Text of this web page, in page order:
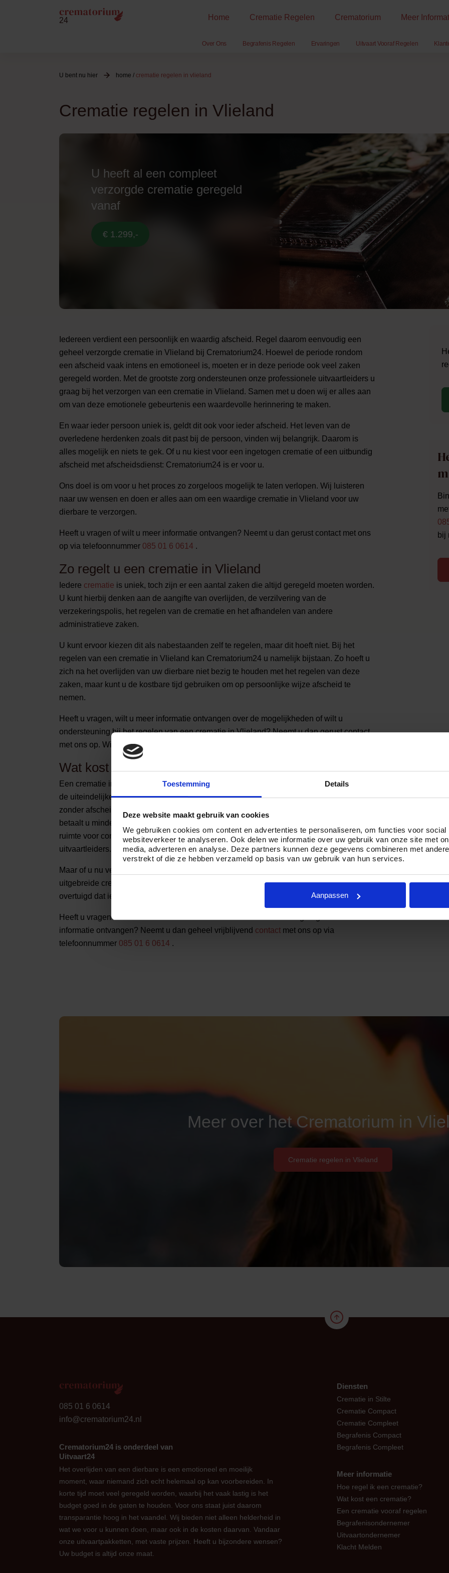
Toestemming Details
Deze website maakt gebruik van cookies
We gebruiken cookies om content en advertenties te personaliseren, om functies voor
websiteverkeer te analyseren. Ook delen we informatie over uw gebruik van onze site met
media, adverteren en analyse. Deze partners kunnen deze gegevens combineren met
verstrekt of die ze hebben verzameld op basis van uw gebruik van hun services.
Aanpassen
24 Home Crematie Regelen Crematorium Meer
Over Ons Begrafenis Regelen Ervaringen Uitvaart Vooraf Regelen
U bent nu hier home / crematie regelen in vlieland
Crematie regelen in Vlieland
U heeft al een compleet
verzorgde crematie geregeld
vanaf
€ 1.299,-
Iedereen verdient een persoonlijk en waardig afscheid. Regel daarom eenvoudig een
geheel verzorgde crematie in Vlieland bij Crematorium24. Hoewel de periode rondom
een afscheid vaak intens en emotioneel is, moeten er in deze periode ook veel zaken
geregeld worden. Met de grootste zorg ondersteunen onze professionele uitvaartleiders u
graag bij het verzorgen van een crematie in Vlieland. Samen met u doen wij er alles aan
om van deze emotionele gebeurtenis een waardevolle herinnering te maken.
En waar ieder persoon uniek is, geldt dit ook voor ieder afscheid. Het leven van de
overledene herdenken zoals dit past bij de persoon, vinden wij belangrijk. Daarom is
alles mogelijk en niets te gek. Of u nu kiest voor een ingetogen crematie of een uitbundig
afscheid met afscheidsdienst: Crematorium24 is er voor u.
Ons doel is om voor u het proces zo zorgeloos mogelijk te laten verlopen. Wij luisteren
naar uw wensen en doen er alles aan om een waardige crematie in Vlieland voor uw
dierbare te verzorgen.
Heeft u vragen of wilt u meer informatie ontvangen? Neemt u dan gerust contact met ons
op via telefoonnummer 085 01 6 0614 .
Zo regelt u een crematie in Vlieland
Iedere crematie is uniek, toch zijn er een aantal zaken die altijd geregeld moeten worden.
U kunt hierbij denken aan de aangifte van overlijden, de verzilvering van de
verzekeringspolis, het regelen van de crematie en het afhandelen van andere
administratieve zaken.
U kunt ervoor kiezen dit als nabestaanden zelf te regelen, maar dit hoeft niet. Bij het
regelen van een crematie in Vlieland kan Crematorium24 u namelijk bijstaan. Zo hoeft u
zich na het overlijden van uw dierbare niet bezig te houden met het regelen van deze
zaken, maar kunt u de kostbare tijd gebruiken om op persoonlijke wijze afscheid te
nemen.
Heeft u vragen, wilt u meer informatie ontvangen over de mogelijkheden of wilt u
ondersteuning bij het regelen van een crematie in Vlieland? Neemt u dan gerust contact
met ons op. Wij zijn 24 uur per dag bereikbaar op telefoonnummer
Wat kost een crematie in Vlieland
Een crematie in Vlieland kost gemiddeld tussen de € 2.499,- en € 5.799,-. Hierbij hangen
de uiteindelijke kosten volledig af van uw wensen: kiest u voor een ingetogen crematie
zonder afscheidsdienst en regelt u de (meeste) zaken rondom het afscheid zelf? Dan
betaalt u minder dan wanneer u kiest voor een uitgebreide crematie met afscheidsdienst,
ruimte voor condoleren en volledige ontzorging door één van onze professionele
uitvaartleiders.
Maar of u nu veel of weinig budget te besteden hebt en kiest voor een ingetogen of
uitgebreide crematie in Vlieland, Crematorium24 is er voor u. Want wij zijn ervan
overtuigd dat iedereen een persoonlijk en waardig afscheid verdient.
Heeft u vragen over de
informatie ontvangen? Neemt u dan geheel vrijblijvend contact met ons op via
telefoonnummer 085 01 6 0614 .
bij
Meer over het Crematorium in
Crematie regelen in Vlieland
085 01 6 0614
info@crematorium24.nl
Crematorium24 is onderdeel van
Uitvaart24
Het overlijden van een dierbare is een emotioneel en moeilijk
moment, waar niemand zich echt helemaal op kan voorbereiden. In
korte tijd moet veel geregeld worden, waarbij het vaak lastig is het
budget goed in de gaten te houden. Voor ons staat juist daarom
transparantie hoog in het vaandel. Wij bieden niet alleen helderheid in
wat we voor u kunnen doen, maar ook in de kosten daarvan. Vandaar
onze uitvaartpakketten, met vaste prijzen. Heeft u bijzondere wensen?
Uw budget is altijd onze maat.
Diensten
Crematie in Stilte
Crematie Compact
Crematie Compleet
Begrafenis Compact
Begrafenis Compleet
Meer informatie
Hoe regel ik een crematie?
Wat kost een crematie?
Een crematie vooraf regelen
Begrafenisondernemer
Uitvaartondernemer
Klacht Melden